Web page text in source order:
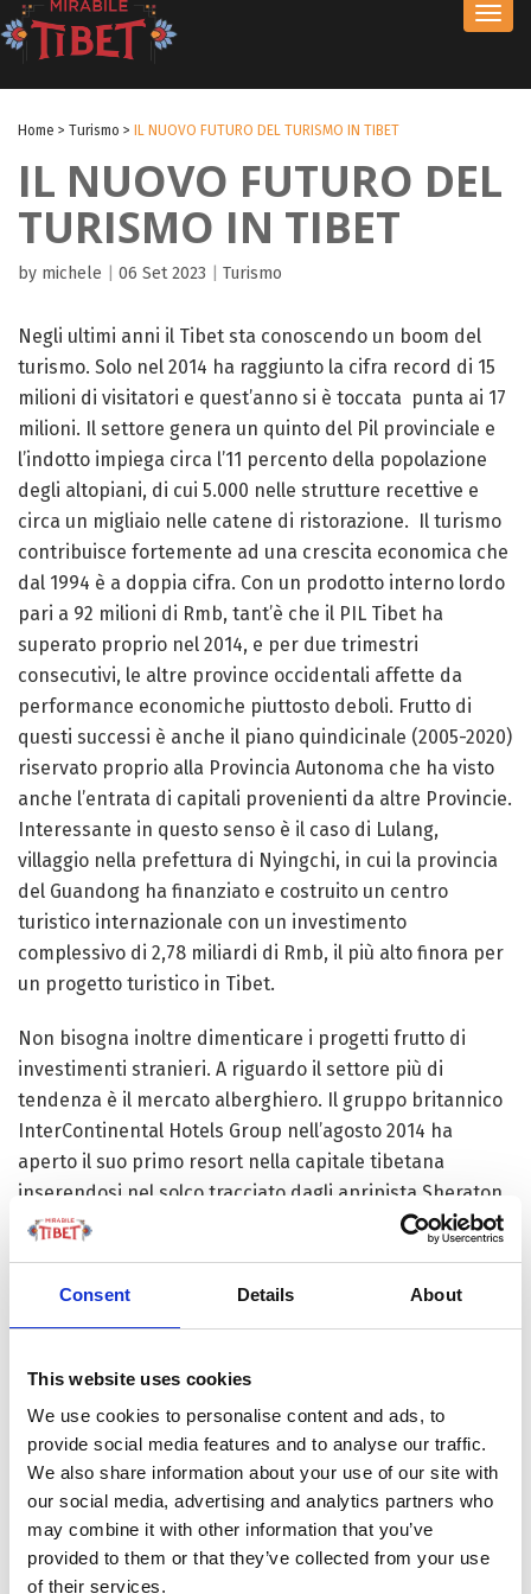
Consent Details About
This website uses cookies
We use cookies to personalise content and ads, to
provide social media features and to analyse our traffic.
We also share information about your use of our site with
our social media, advertising and analytics partners who
may combine it with other information that you’ve
provided to them or that they’ve collected from your use
of their services.
Home > Turismo > IL NUOVO FUTURO DEL TURISMO IN TIBET
IL NUOVO FUTURO DEL
TURISMO IN TIBET
by michele 06 Set 2023 Turismo
Negli ultimi anni il Tibet sta conoscendo un boom del
turismo. Solo nel 2014 ha raggiunto la cifra record di 15
milioni di visitatori e quest’anno si è toccata punta ai 17
milioni. Il settore genera un quinto del Pil provinciale e
l’indotto impiega circa l’11 percento della popolazione
degli altopiani, di cui 5.000 nelle strutture recettive e
circa un migliaio nelle catene di ristorazione. Il turismo
contribuisce fortemente ad una crescita economica che
dal 1994 è a doppia cifra. Con un prodotto interno lordo
pari a 92 milioni di Rmb, tant’è che il PIL Tibet ha
superato proprio nel 2014, e per due trimestri
consecutivi, le altre province occidentali affette da
performance economiche piuttosto deboli. Frutto di
questi successi è anche il piano quindicinale (2005-2020)
riservato proprio alla Provincia Autonoma che ha visto
anche l’entrata di capitali provenienti da altre Provincie.
Interessante in questo senso è il caso di Lulang,
villaggio nella prefettura di Nyingchi, in cui la provincia
del Guandong ha finanziato e costruito un centro
turistico internazionale con un investimento
complessivo di 2,78 miliardi di Rmb, il più alto finora per
un progetto turistico in Tibet.
Non bisogna inoltre dimenticare i progetti frutto di
investimenti stranieri. A riguardo il settore più di
tendenza è il mercato alberghiero. Il gruppo britannico
InterContinental Hotels Group nell’agosto 2014 ha
aperto il suo primo resort nella capitale tibetana
inserendosi nel solco tracciato dagli apripista Sheraton
e St. Regis, quest’ultimo presente dal 2011 quando il
provinciali. Ma non è dal settore alberghiero che
Le migliori infrastrutture e vie di comunicazione, hanno
riguardo basta pensare che la città di Lhasa ha un
incremento annuo di visite di circa 11% su base annua.
Di recente la capitale degli altopiani si è
classificata come miglior destinazioni turistiche
cinesi tra trenta città cinesi, seguita solo da Macao e
Qindao.